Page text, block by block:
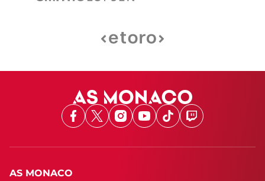
Facebook
X Instagram
Youtube
TikTokTwitch
AS MONACO